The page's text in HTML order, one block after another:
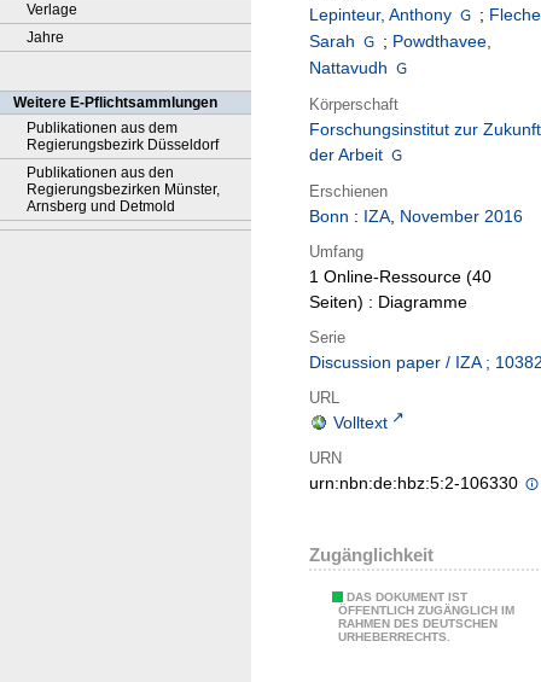
Verlage
Jahre
Weitere E-Pflichtsammlungen
Publikationen aus dem
Regierungsbezirk Düsseldorf
Publikationen aus den
Regierungsbezirken Münster,
Arnsberg und Detmold
Lepinteur, Anthony ;
Sarah
; Powdthavee,
Nattavudh
Körperschaft
Forschungsinstitut zur Zukunft
der Arbeit
Erschienen
Bonn : IZA, November 2016
Umfang
1 Online-Ressource (40
Seiten) : Diagramme
Serie
Discussion paper / IZA ;
URL
Volltext
URN
urn:nbn:de:hbz:5:2-106330
Zugänglichkeit
DAS DOKUMENT IST
ÖFFENTLICH ZUGÄNGLICH IM
RAHMEN DES DEUTSCHEN
URHEBERRECHTS.